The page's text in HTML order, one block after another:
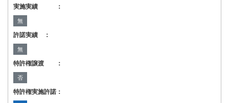
実施実績 ：
無
許諾実績 ：
無
特許権譲渡 ：
否
特許権実施許諾：